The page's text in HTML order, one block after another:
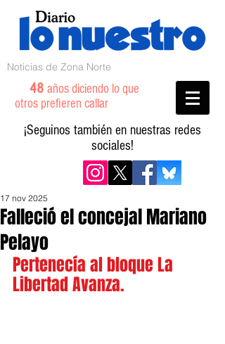
Noticias de Zona Norte
48 años diciendo lo que
otros prefieren callar
¡Seguinos también en nuestras redes
sociales!
Falleció el concejal Mariano
Pelayo
17 nov 2025
Pertenecía al bloque La
Libertad Avanza.